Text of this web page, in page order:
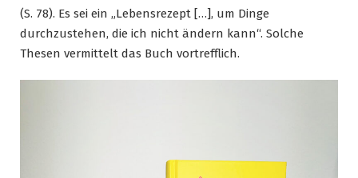
(S. 78). Es sei ein „Lebensrezept […], um Dinge
durchzustehen, die ich nicht ändern kann“. Solche
Thesen vermittelt das Buch vortrefflich.